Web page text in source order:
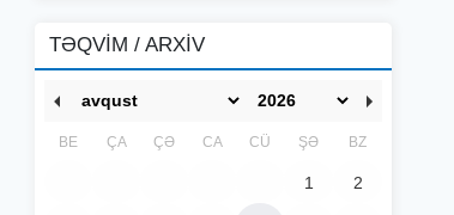
TƏQVİM / ARXİV
BE ÇA ÇƏ CA CÜ ŞƏ BZ
1 2